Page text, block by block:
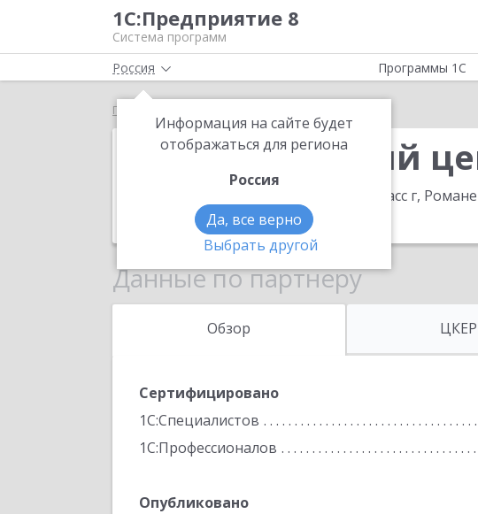
1С:Предприятие 8
Система программ
Россия
Информация на сайте будет
отображаться для региона
Россия
Да, все верно
Выбрать другой
Программы 1С
Главная
Внедренческий
456300, Челябинская обл, Миасс г,
Телефон: (3513) 57-0106
Данные по партнеру
Обзор
Сертифицировано
1С:Специалистов
1С:Профессионалов
Опубликовано